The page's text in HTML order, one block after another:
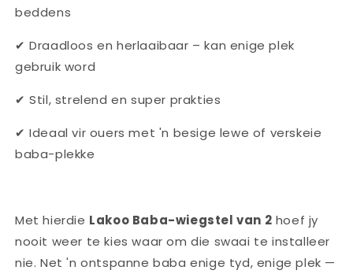
beddens
✔ Draadloos en herlaaibaar – kan enige plek
gebruik word
✔ Stil, strelend en super prakties
✔ Ideaal vir ouers met 'n besige lewe of verskeie
baba-plekke
Met hierdie Lakoo Baba-wiegstel van 2 hoef jy
nooit weer te kies waar om die swaai te installeer
nie. Net 'n ontspanne baba enige tyd, enige plek —